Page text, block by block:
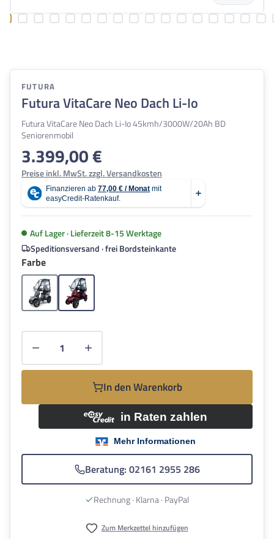
FUTURA
Futura VitaCare Neo Dach Li-Io
Futura VitaCare Neo Dach Li-Io 45kmh/3000W/20Ah BD
Seniorenmobil
Regulärer Preis:
3.399,00 €
Preise inkl. MwSt. zzgl. Versandkosten
Auf Lager · Lieferzeit 8-15 Werktage
Speditionsversand · frei Bordsteinkante
Farbeauswählen
Light GreyBordaux
Produkt Anzahl: Gib den gewünschten
In den Warenkorb
Beratung: 02161 2955 286
Rechnung · Klarna · PayPal
Zum Merkzettel hinzufügen